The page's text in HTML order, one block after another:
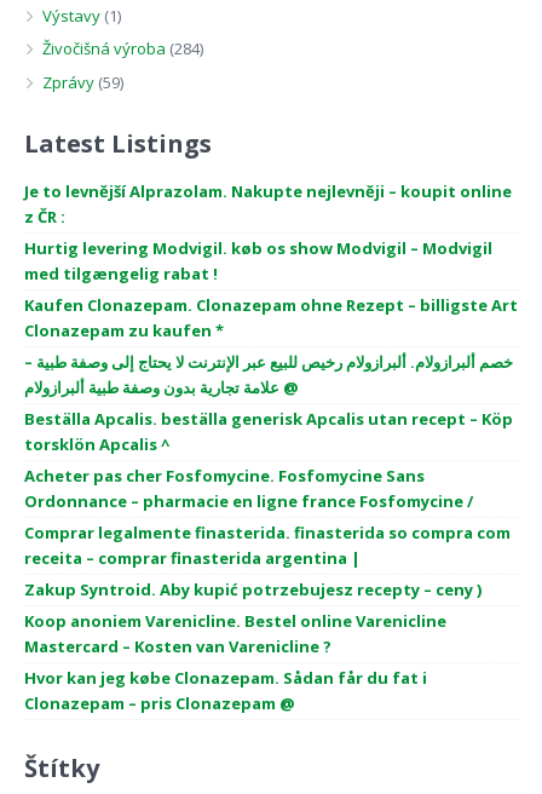
Výstavy (1)
Živočišná výroba (284)
Zprávy (59)
Latest Listings
Je to levnější Alprazolam. Nakupte nejlevněji – koupit online
z ČR :
Hurtig levering Modvigil. køb os show Modvigil – Modvigil
med tilgængelig rabat !
Kaufen Clonazepam. Clonazepam ohne Rezept – billigste Art
Clonazepam zu kaufen *
خصم ألبرازولام. ألبرازولام رخيص للبيع عبر الإنترنت لا يحتاج إلى وصفة طبية –
علامة تجارية بدون وصفة طبية ألبرازولام @
Beställa Apcalis. beställa generisk Apcalis utan recept – Köp
torsklön Apcalis ^
Acheter pas cher Fosfomycine. Fosfomycine Sans
Ordonnance – pharmacie en ligne france Fosfomycine /
Comprar legalmente finasterida. finasterida so compra com
receita – comprar finasterida argentina |
Zakup Syntroid. Aby kupić potrzebujesz recepty – ceny )
Koop anoniem Varenicline. Bestel online Varenicline
Mastercard – Kosten van Varenicline ?
Hvor kan jeg købe Clonazepam. Sådan får du fat i
Clonazepam – pris Clonazepam @
Štítky